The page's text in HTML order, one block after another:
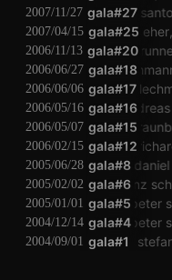
gala#27
2007/11/27
felipe wagner dos
gala#25
2007/04/15 peter seher
gala#20
2006/11/13 stefan
gala#18
2006/06/27 tim
gala#17
2006/06/06 tim
gala#16
2006/05/16
gala#15
2006/05/07 stefan
gala#12
2006/02/15 dirac
gala#8
2005/06/28peter kutin
gala#6
2005/02/02 vinzenz
gala#5
2005/01/01 peter
gala#4
2004/12/14 peter
gala#1
2004/09/01 le mat